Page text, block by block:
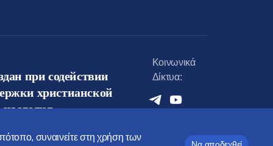
συναινείτε στη χρήση των
при содействии
христианской
Κοινωνικά
Δίκτυα: